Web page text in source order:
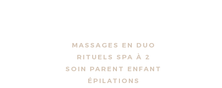
MASSAGES EN DUO
RITUELS SPA À 2
SOIN PARENT ENFANT
ÉPILATIONS